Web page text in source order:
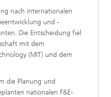
nach internationalen
und -
Die Entscheidung fiel
mit dem
(MIT) und dem
die Planung und
nationalen F&E-